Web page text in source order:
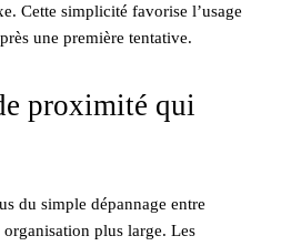
Cette simplicité favorise l’usage
une première tentative.
proximité qui
du simple dépannage entre
plus large. Les